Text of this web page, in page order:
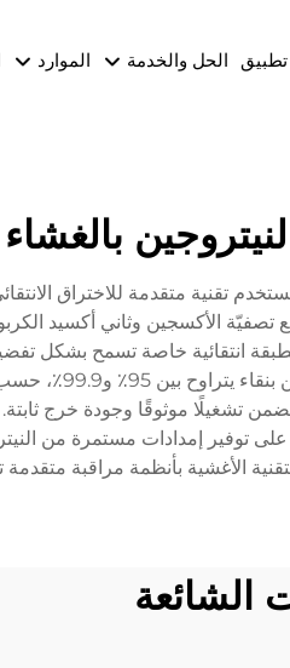
تطبيق الحل والخدمة الموارد
بالغشاء
الأكسجين وثاني أكسيد
انتقائية خاصة تسمح بشكل
الغشاء، بينما تحتفظ
تشغيلًا موثوقًا وجودة خرج
على توفير إمدادات مستمرة من
الأغشية بأنظمة مراقبة متقدمة
الشائعة